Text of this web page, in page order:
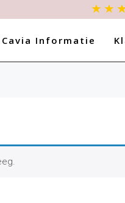
passen wij onze
Cavia Informatie